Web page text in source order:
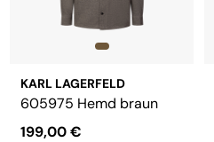
KARL LAGERFELD
605975 Hemd braun
199,00 €